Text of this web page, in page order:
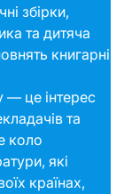
збірки,
та дитяча
книгарні
— це інтерес
та
коло
які
країнах,